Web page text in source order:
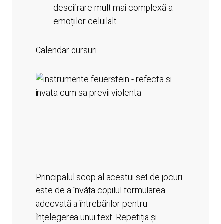
descifrare mult mai complexă a
emoțiilor celuilalt.
Calendar cursuri
Principalul scop al acestui set de jocuri
este de a învăța copilul formularea
adecvată a întrebărilor pentru
înțelegerea unui text. Repetiția și